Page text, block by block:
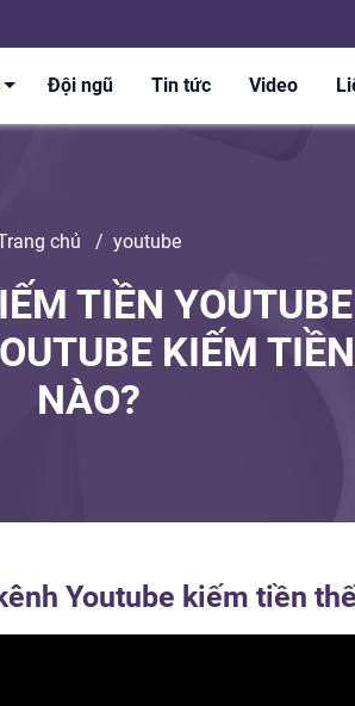
Đội ngũ Tin tức Video
chủ / youtube
TIỀN
KIẾM
NÀO?
Youtube kiếm tiền